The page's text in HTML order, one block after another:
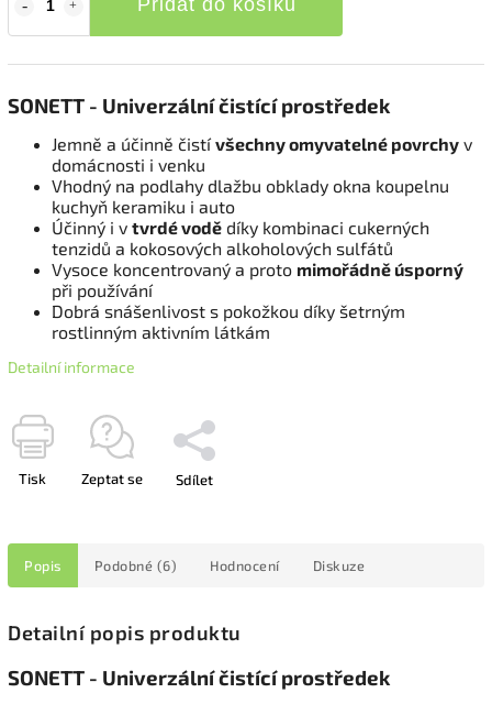
SONETT - Univerzální čistící prostředek
Jemně a účinně čistívšechny omyvatelné povrchy v
domácnosti i venku
Vhodný na podlahy dlažbu obklady okna koupelnu
kuchyň keramiku i auto
Účinný i v tvrdé vodě díky kombinaci cukerných
tenzidů a kokosových alkoholových sulfátů
Vysoce koncentrovaný a proto mimořádně úsporný
při používání
Dobrá snášenlivost s pokožkou díky šetrným
rostlinným aktivním látkám
Detailní informace
Tisk Zeptat se Sdílet
Popis Podobné (6) Hodnocení Diskuze
Detailní popis produktu
SONETT - Univerzální čistící prostředek